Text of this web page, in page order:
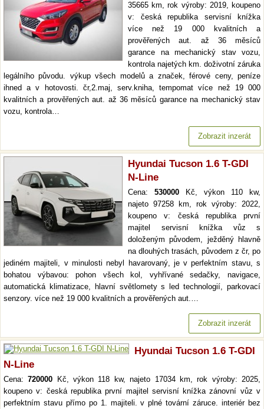
35665 km, rok výroby: 2019, koupeno
v: česká republika servisní knížka
více než 19 000 kvalitních a
prověřených aut. až 36 měsíců
garance na mechanický stav vozu,
kontrola najetých km. doživotní záruka
legálního původu. výkup všech modelů a značek, férové ceny, peníze
ihned a v hotovosti. čr,2.maj, serv.kniha, tempomat více než 19 000
kvalitních a prověřených aut. až 36 měsíců garance na mechanický stav
vozu, kontrola…
Zobrazit inzerát
Hyundai Tucson 1.6 T-GDI
N-Line
Cena: 530000 Kč, výkon 110 kw,
najeto 97258 km, rok výroby: 2022,
koupeno v: česká republika první
majitel servisní knížka vůz s
doloženým původem, ježděný hlavně
na dlouhých trasách, původem z čr, po
jediném majiteli, v minulosti nebyl havarovaný, je v perfektním stavu, s
bohatou výbavou: pohon všech kol, vyhřívané sedačky, navigace,
automatická klimatizace, hlavní světlomety s led technologií, parkovací
senzory. více než 19 000 kvalitních a prověřených aut.…
Zobrazit inzerát
Hyundai Tucson 1.6 T-GDI
N-Line
Cena:720000 Kč, výkon 118 kw, najeto 17034 km, rok výroby: 2025,
koupeno v: česká republika první majitel servisní knížka zánovní vůz v
perfektním stavu přímo po 1. majiteli. v plné tovární záruce. interiér bez